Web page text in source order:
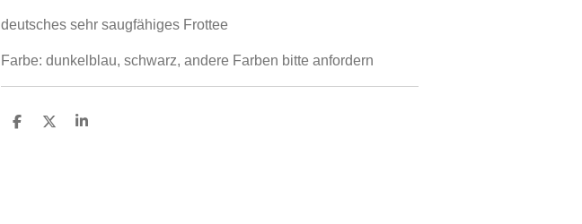
deutsches sehr saugfähiges Frottee
Farbe: dunkelblau, schwarz, andere Farben bitte anfordern
T
T
T